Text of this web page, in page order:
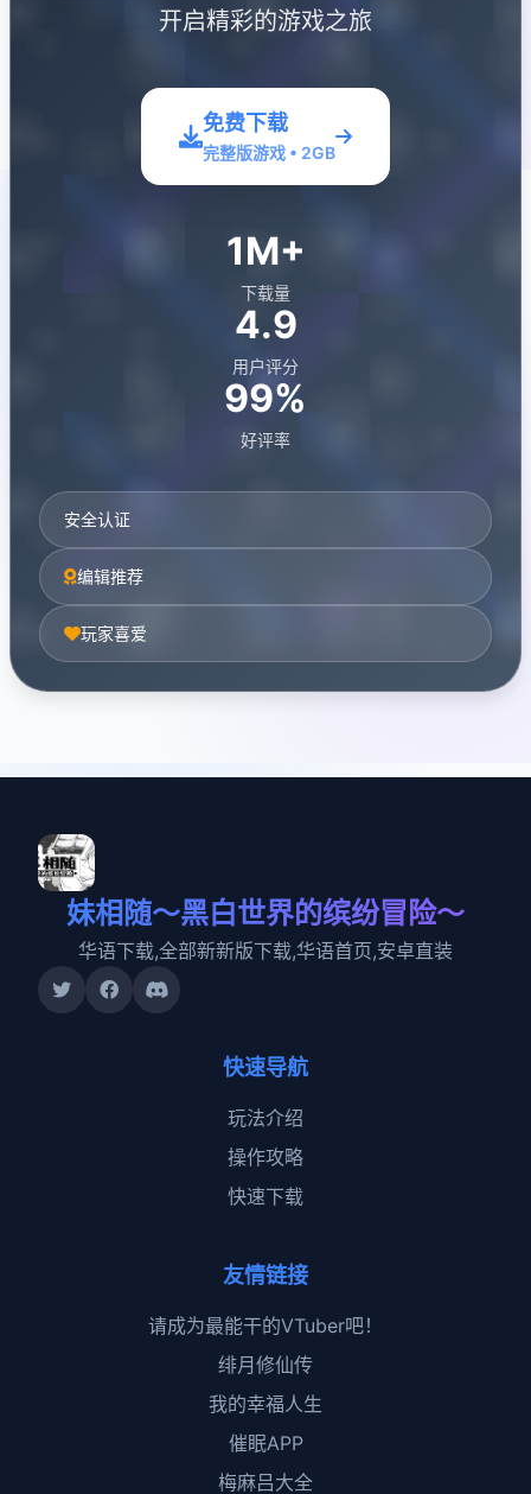
开启精彩的游戏之旅
免费下载
完整版游戏 • 2GB
1M+
下载量
4.9
用户评分
99%
好评率
安全认证
编辑推荐
玩家喜爱
妹相随～黑白世界的缤纷冒险～
华语下载,全部新新版下载,华语首页,安卓直装
快速导航
玩法介绍
操作攻略
快速下载
友情链接
请成为最能干的VTuber吧！
绯月修仙传
我的幸福人生
催眠APP
梅麻吕大全